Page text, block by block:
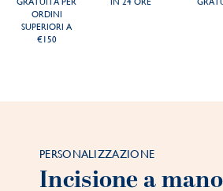
ORDINI
SUPERIORI A
€150
PERSONALIZZAZIONE
Incisione a mano